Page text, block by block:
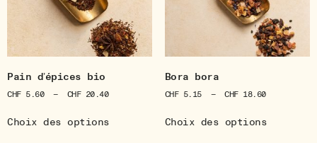
Pain d’épices bio
CHF5.60 – CHF20.40
Choix des options
Bora bora
CHF5.15 – CHF18.60
Choix des options